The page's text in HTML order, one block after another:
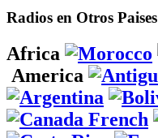
Radios en Otros Paises
Africa
America